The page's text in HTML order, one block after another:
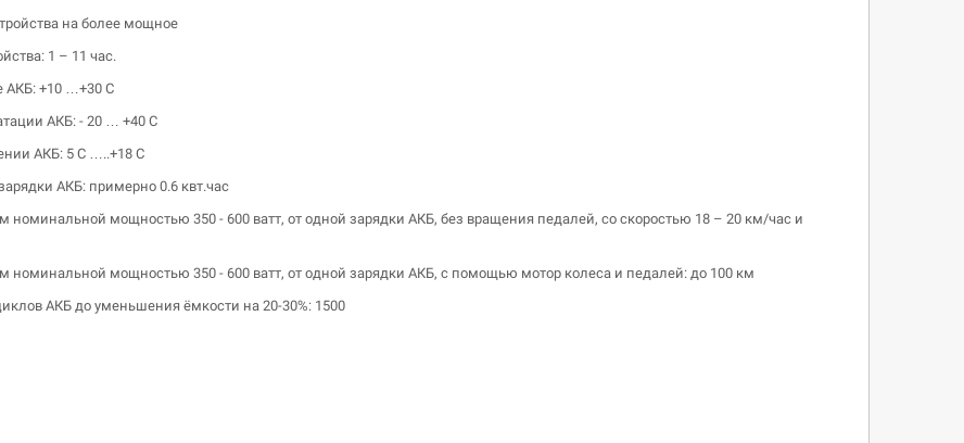
на более мощное
1 – 11 час.
АКБ: +10 …+30 С
АКБ: - 20 … +40 С
АКБ: 5 С …..+18 С
АКБ: примерно 0.6 квт.час
номинальной мощностью 350 - 600 ватт, от одной зарядки АКБ, без вращения педалей, со скоростью 18 – 20 км/час и
номинальной мощностью 350 - 600 ватт, от одной зарядки АКБ, с помощью мотор колеса и педалей: до 100 км
АКБ до уменьшения ёмкости на 20-30%: 1500